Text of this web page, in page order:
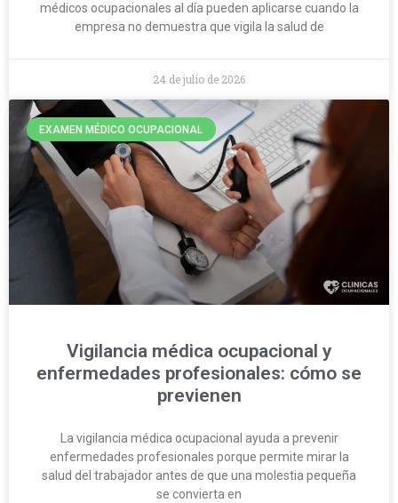
médicos ocupacionales al día pueden aplicarse cuando la
empresa no demuestra que vigila la salud de
24 de julio de 2026
EXAMEN MÉDICO OCUPACIONAL
Vigilancia médica ocupacional y
enfermedades profesionales: cómo se
previenen
La vigilancia médica ocupacional ayuda a prevenir
enfermedades profesionales porque permite mirar la
salud del trabajador antes de que una molestia pequeña
se convierta en